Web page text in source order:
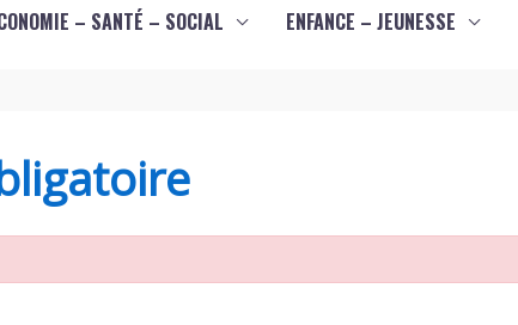
– SANTÉ – SOCIAL ENFANCE – JEUNESSE